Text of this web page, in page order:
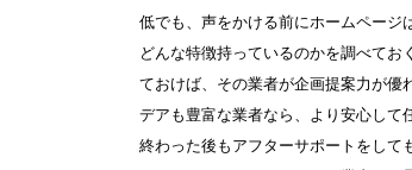
低でも、声をかける前にホームページ
どんな特徴持っているのかを調べて
ておけば、その業者が企画提案力が優
デアも豊富な業者なら、より安心して
終わった後もアフターサポートをして